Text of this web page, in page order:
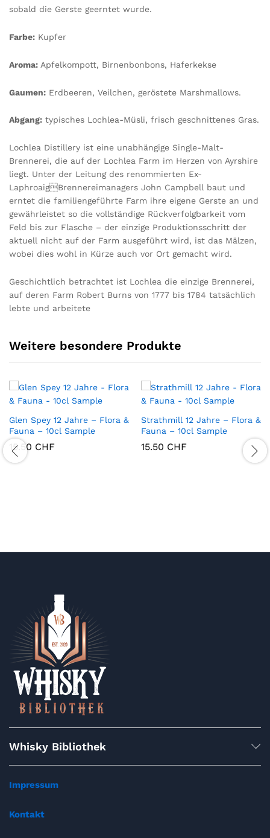
sobald die Gerste geerntet wurde.
Farbe: Kupfer
Aroma: Apfelkompott, Birnenbonbons, Haferkekse
Gaumen: Erdbeeren, Veilchen, geröstete Marshmallows.
Abgang: typisches Lochlea-Müsli, frisch geschnittenes Gras.
Lochlea Distillery ist eine unabhängige Single-Malt-
Brennerei, die auf der Lochlea Farm im Herzen von Ayrshire
liegt. Unter der Leitung des renommierten Ex-
LaphroaigBrennereimanagers John Campbell baut und
erntet die familiengeführte Farm ihre eigene Gerste an und
gewährleistet so die vollständige Rückverfolgbarkeit vom
Feld bis zur Flasche – der einzige Produktionsschritt der
aktuell nicht auf der Farm ausgeführt wird, ist das Mälzen,
wobei dies wohl in Kürze auch vor Ort gemacht wird.
Geschichtlich betrachtet ist Lochlea die einzige Brennerei,
auf deren Farm Robert Burns von 1777 bis 1784 tatsächlich
lebte und arbeitete
Weitere besondere Produkte
Glen Spey 12 Jahre – Flora &
Fauna – 10cl Sample
15.50 CHF
Strathmill 12 Jahre – Flora &
Fauna – 10cl Sample
15.50 CHF
Whisky Bibliothek
Impressum
Kontakt